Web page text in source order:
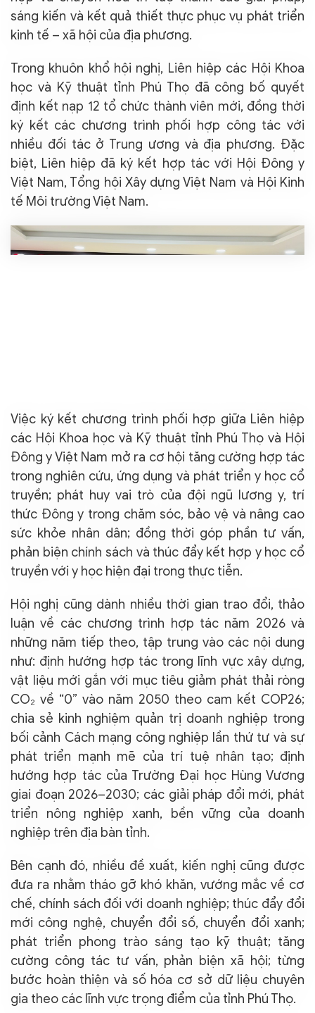
sáng kiến và kết quả thiết thực phục vụ phát triển
kinh tế – xã hội của địa phương.
Trong khuôn khổ hội nghị, Liên hiệp các Hội Khoa
học và Kỹ thuật tỉnh Phú Thọ đã công bố quyết
định kết nạp 12 tổ chức thành viên mới, đồng thời
ký kết các chương trình phối hợp công tác với
nhiều đối tác ở Trung ương và địa phương. Đặc
biệt, Liên hiệp đã ký kết hợp tác với Hội Đông y
Việt Nam, Tổng hội Xây dựng Việt Nam và Hội Kinh
tế Môi trường Việt Nam.
Việc ký kết chương trình phối hợp giữa Liên hiệp
các Hội Khoa học và Kỹ thuật tỉnh Phú Thọ và Hội
Đông y Việt Nam mở ra cơ hội tăng cường hợp tác
trong nghiên cứu, ứng dụng và phát triển y học cổ
truyền; phát huy vai trò của đội ngũ lương y, trí
thức Đông y trong chăm sóc, bảo vệ và nâng cao
sức khỏe nhân dân; đồng thời góp phần tư vấn,
phản biện chính sách và thúc đẩy kết hợp y học cổ
truyền với y học hiện đại trong thực tiễn.
Hội nghị cũng dành nhiều thời gian trao đổi, thảo
luận về các chương trình hợp tác năm 2026 và
những năm tiếp theo, tập trung vào các nội dung
như: định hướng hợp tác trong lĩnh vực xây dựng,
vật liệu mới gắn với mục tiêu giảm phát thải ròng
CO₂ về “0” vào năm 2050 theo cam kết COP26;
chia sẻ kinh nghiệm quản trị doanh nghiệp trong
bối cảnh Cách mạng công nghiệp lần thứ tư và sự
phát triển mạnh mẽ của trí tuệ nhân tạo; định
hướng hợp tác của Trường Đại học Hùng Vương
giai đoạn 2026–2030; các giải pháp đổi mới, phát
triển nông nghiệp xanh, bền vững của doanh
nghiệp trên địa bàn tỉnh.
Bên cạnh đó, nhiều đề xuất, kiến nghị cũng được
đưa ra nhằm tháo gỡ khó khăn, vướng mắc về cơ
chế, chính sách đối với doanh nghiệp; thúc đẩy đổi
mới công nghệ, chuyển đổi số, chuyển đổi xanh;
phát triển phong trào sáng tạo kỹ thuật; tăng
cường công tác tư vấn, phản biện xã hội; từng
bước hoàn thiện và số hóa cơ sở dữ liệu chuyên
gia theo các lĩnh vực trọng điểm của tỉnh Phú Thọ.